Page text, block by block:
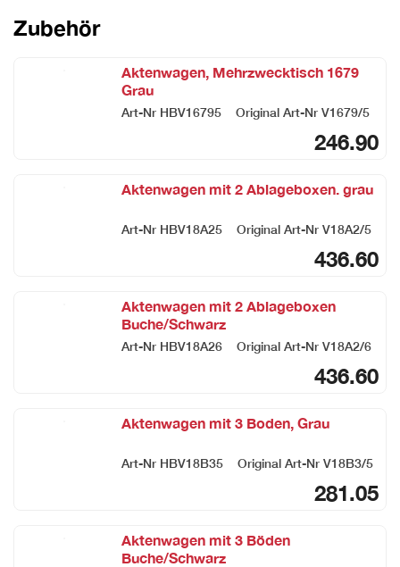
Zubehör
Aktenwagen, Mehrzwecktisch 1679
Grau
Art-Nr HBV16795 Original Art-Nr V1679/5
246.90
Aktenwagen mit 2 Ablageboxen. grau
Art-Nr HBV18A25 Original Art-Nr V18A2/5
436.60
Aktenwagen mit 2 Ablageboxen
Buche/Schwarz
Art-Nr HBV18A26 Original Art-Nr V18A2/6
436.60
Aktenwagen mit 3 Boden, Grau
Art-Nr HBV18B35 Original Art-Nr V18B3/5
281.05
Aktenwagen mit 3 Böden
Buche/Schwarz